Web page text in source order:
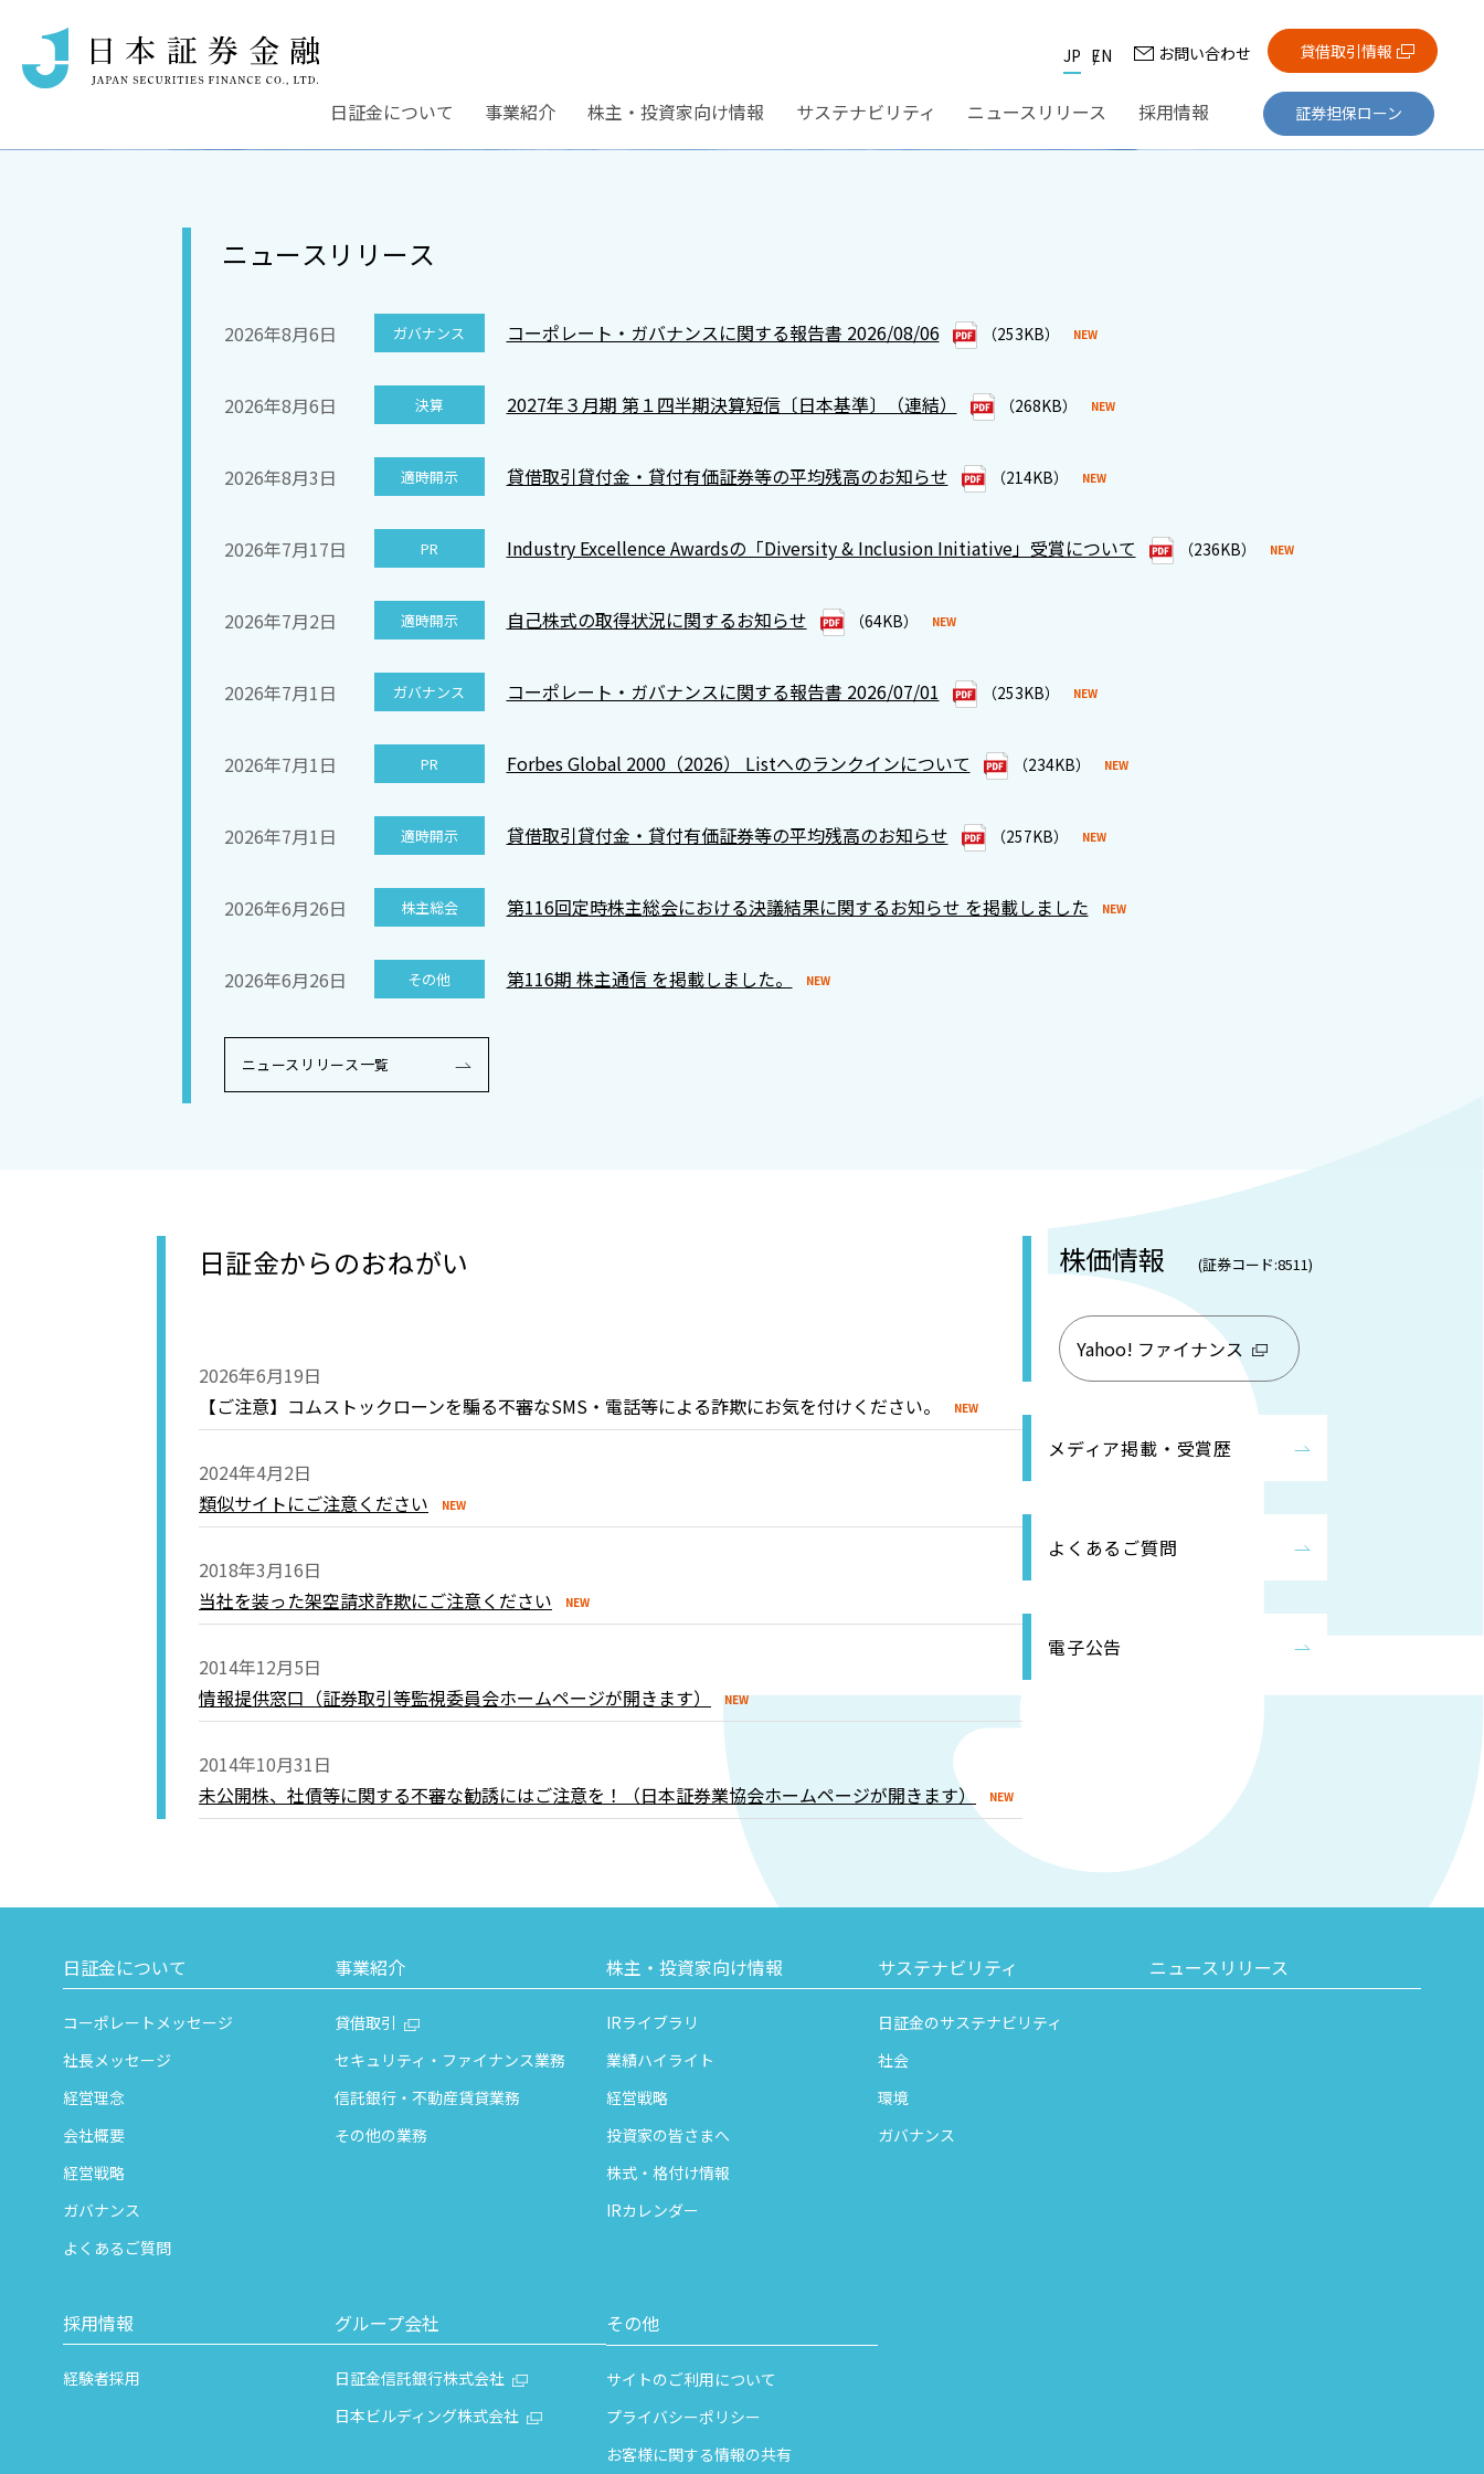
JP EN お問い合わせ 貸借取引情報
日証金について 事業紹介 株主・投資家向け情報 サステナビリティ ニュースリリース 採用情報 証券担保ローン
ニュースリリース
2026年8月6日 ガバナンス コーポレート・ガバナンスに関する報告書 2026/08/06 （253KB）
2026年8月6日 決算 2027年３月期 第１四半期決算短信〔日本基準〕（連結） （268KB）
2026年8月3日 適時開示 貸借取引貸付金・貸付有価証券等の平均残高のお知らせ （214KB）
2026年7月17日 PR Industry Excellence Awardsの「Diversity & Inclusion Initiative」受賞について （236KB）
2026年7月2日 適時開示 自己株式の取得状況に関するお知らせ （64KB）
2026年7月1日 ガバナンス コーポレート・ガバナンスに関する報告書 2026/07/01 （253KB）
2026年7月1日 PR Forbes Global 2000（2026） Listへのランクインについて （234KB）
2026年7月1日 適時開示 貸借取引貸付金・貸付有価証券等の平均残高のお知らせ （257KB）
2026年6月26日 株主総会 第116回定時株主総会における決議結果に関するお知らせ を掲載しました
2026年6月26日 その他 第116期 株主通信 を掲載しました。
ニュースリリース一覧
日証金からのおねがい
2026年6月19日
【ご注意】コムストックローンを騙る不審なSMS・電話等による詐欺にお気を付けください。
2024年4月2日
類似サイトにご注意ください
2018年3月16日
当社を装った架空請求詐欺にご注意ください
2014年12月5日
情報提供窓口（証券取引等監視委員会ホームページが開きます）
2014年10月31日
未公開株、社債等に関する不審な勧誘にはご注意を！（日本証券業協会ホームページが開きます）
株価情報 (証券コード:8511)
Yahoo! ファイナンス
メディア掲載・受賞歴
よくあるご質問
電子公告
日証金について
コーポレートメッセージ
社長メッセージ
経営理念
会社概要
経営戦略
ガバナンス
よくあるご質問
事業紹介
貸借取引
セキュリティ・ファイナンス業務
信託銀行・不動産賃貸業務
その他の業務
株主・投資家向け情報
IRライブラリ
業績ハイライト
経営戦略
投資家の皆さまへ
株式・格付け情報
IRカレンダー
サステナビリティ
日証金のサステナビリティ
社会
環境
ガバナンス
ニュースリリース
採用情報
経験者採用
グループ会社
日証金信託銀行株式会社
日本ビルディング株式会社
その他
サイトのご利用について
プライバシーポリシー
お客様に関する情報の共有